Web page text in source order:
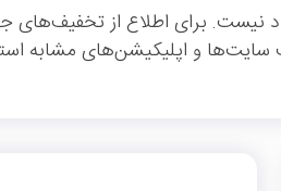
نیست. برای اطلاع از تخفیف‌های
سایت‌ها و اپلیکیشن‌های مشابه